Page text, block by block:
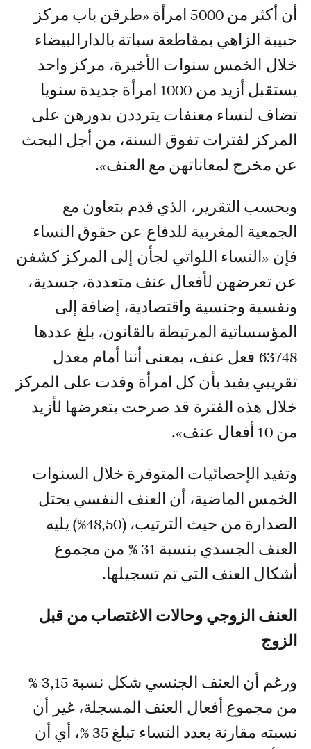
أن أكثر من 5000 امرأة «طرقن باب مركز
حبيبة الزاهي بمقاطعة سباتة بالدارالبيضاء
خلال الخمس سنوات الأخيرة، مركز واحد
يستقبل أزيد من 1000 امرأة جديدة سنويا
تضاف لنساء معنفات يترددن بدورهن على
المركز لفترات تفوق السنة، من أجل البحث
عن مخرج لمعاناتهن مع العنف».
وبحسب التقرير، الذي قدم بتعاون مع
الجمعية المغربية للدفاع عن حقوق النساء
فإن «النساء اللواتي لجأن إلى المركز كشفن
عن تعرضهن لأفعال عنف متعددة، جسدية،
ونفسية وجنسية واقتصادية، إضافة إلى
المؤسساتية المرتبطة بالقانون، بلغ عددها
63748 فعل عنف، بمعنى أننا أمام معدل
تقريبي يفيد بأن كل امرأة وفدت على المركز
خلال هذه الفترة قد صرحت بتعرضها لأزيد
من 10 أفعال عنف».
وتفيد الإحصائيات المتوفرة خلال السنوات
الخمس الماضية، أن العنف النفسي يحتل
الصدارة من حيث الترتيب، (48,50%) يليه
العنف الجسدي بنسبة 31 % من مجموع
أشكال العنف التي تم تسجيلها.
العنف الزوجي وحالات الاغتصاب من قبل
الزوج
ورغم أن العنف الجنسي شكل نسبة 3,15 %
من مجموع أفعال العنف المسجلة، غير أن
نسبته مقارنة بعدد النساء تبلغ 35 %، أي أن